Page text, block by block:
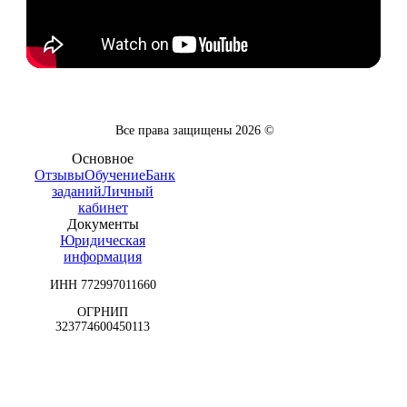
Все права защищены2026 ©
Основное
ОтзывыОбучениеБанк
заданийЛичный
кабинет
Документы
Юридическая
информация
ИНН 772997011660
ОГРНИП
323774600450113